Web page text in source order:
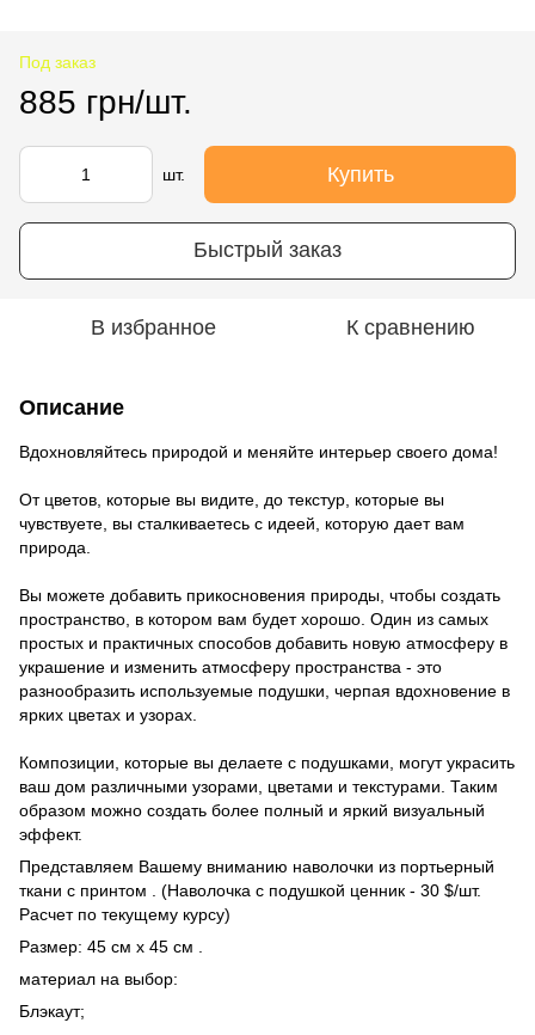
Под заказ
885 грн/шт.
шт. Купить
Быстрый заказ
В избранное К сравнению
Описание
Вдохновляйтесь природой и меняйте интерьер своего дома!
От цветов, которые вы видите, до текстур, которые вы
чувствуете, вы сталкиваетесь с идеей, которую дает вам
природа.
Вы можете добавить прикосновения природы, чтобы создать
пространство, в котором вам будет хорошо. Один из самых
простых и практичных способов добавить новую атмосферу в
украшение и изменить атмосферу пространства - это
разнообразить используемые подушки, черпая вдохновение в
ярких цветах и ​​узорах.
Композиции, которые вы делаете с подушками, могут украсить
ваш дом различными узорами, цветами и текстурами. Таким
образом можно создать более полный и яркий визуальный
эффект.
Представляем Вашему вниманию наволочки из портьерный
ткани с принтом . (Наволочка с подушкой ценник - 30 $/шт.
Расчет по текущему курсу)
Размер: 45 см х 45 см .
материал на выбор:
Блэкаут;